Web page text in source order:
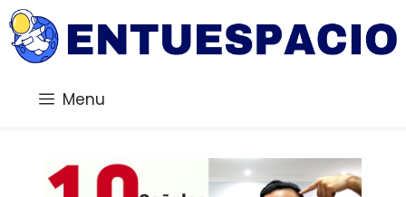
Saltar
al
contenido
Menu